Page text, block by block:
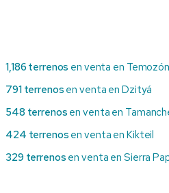
1,186 terrenos en venta en
791 terrenos en venta en Dzityá
548 terrenos en venta en
424 terrenos en venta en Kikteil
329 terrenos en venta en Sierra